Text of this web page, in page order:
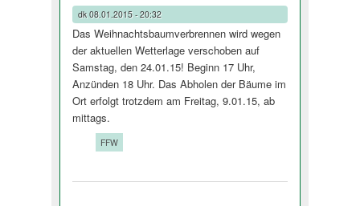
dk08.01.2015 - 20:32
Das Weihnachtsbau­mverbrennen wird wegen
der aktuellen Wetterlage verschoben auf
Samstag, den 24.01.15! Beginn 17 Uhr,
Anzünden 18 Uhr. Das Abholen der Bäume im
Ort erfolgt trotzdem am Freitag, 9.01.15, ab
mittags.
FFW